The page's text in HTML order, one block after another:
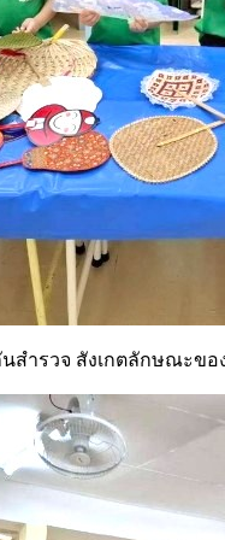
สำรวจ สังเกตลักษณะขอ